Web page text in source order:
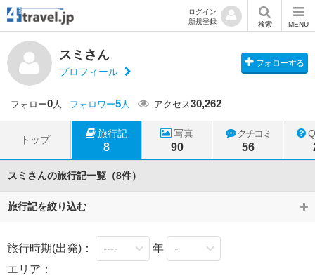
ログイン
新規登録
検索 MENU
スミさん
プロフィール
フォローする
フォロー0人 フォロワー5人 アクセス30,262
トップ
旅行記
8
写真
90
クチコミ
56
スミさんの旅行記一覧（8件）
旅行記を絞り込む
旅行時期(出発)：
年
エリア：